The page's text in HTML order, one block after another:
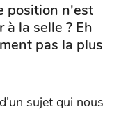
position n'est
la selle ? Eh
pas la plus
sujet qui nous